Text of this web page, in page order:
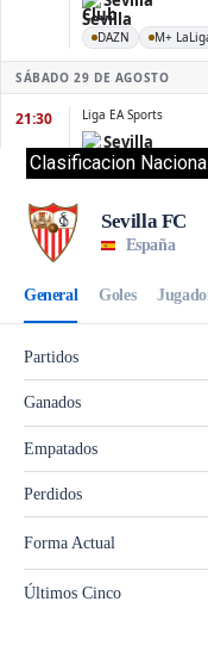
Clasificacion